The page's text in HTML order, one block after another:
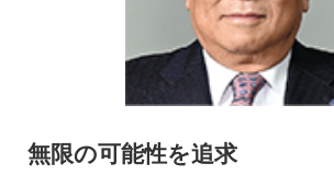
無限の可能性を追求